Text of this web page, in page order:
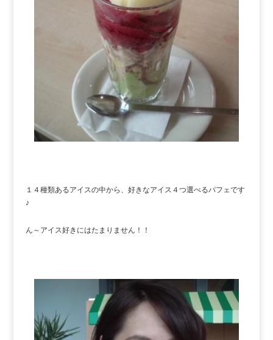
１４種類あるアイスの中から、好きなアイス４つ選べるパフェです
♪
ん～アイス好きにはたまりません！！